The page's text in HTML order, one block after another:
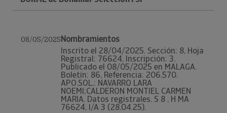
08/05/2025Nombramientos
Inscrito el 28/04/2025. Sección: 8, Hoja
Registral: 76624, Inscripción: 3.
Publicado el 08/05/2025 en MALAGA.
Boletín: 86, Referencia: 206.570.
APO.SOL.: NAVARRO LARA
NOEMI;CALDERON MONTIEL CARMEN
MARIA. Datos registrales. S 8 , H MA
76624, I/A 3 (28.04.25).